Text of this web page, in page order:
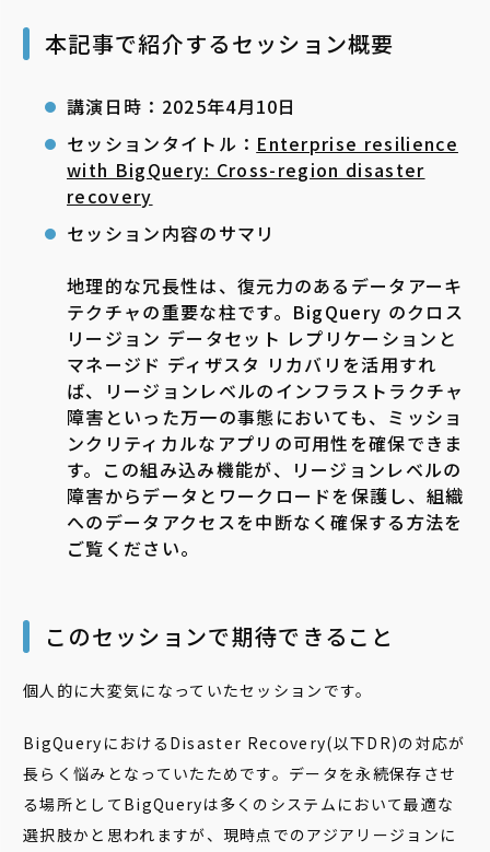
本記事で紹介するセッション概要
講演日時：2025年4月10日
セッションタイトル： Enterprise resilience
with BigQuery: Cross-region disaster
recovery
セッション内容のサマリ
地理的な冗長性は、復元力のあるデータアーキ
テクチャの重要な柱です。BigQuery のクロス
リージョン データセット レプリケーションと
マネージド ディザスタ リカバリを活用すれ
ば、リージョンレベルのインフラストラクチャ
障害といった万一の事態においても、ミッショ
ンクリティカルなアプリの可用性を確保できま
す。この組み込み機能が、リージョンレベルの
障害からデータとワークロードを保護し、組織
へのデータアクセスを中断なく確保する方法を
ご覧ください。
このセッションで期待できること
個人的に大変気になっていたセッションです。
BigQueryにおけるDisaster Recovery(以下DR)の対応が
長らく悩みとなっていたためです。データを永続保存させ
る場所としてBigQueryは多くのシステムにおいて最適な
選択肢かと思われますが、現時点でのアジアリージョンに